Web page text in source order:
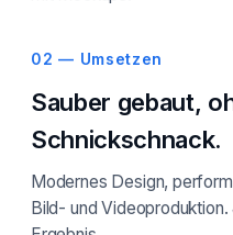
02 — Umsetzen
Sauber gebaut,
Schnickschnack.
Modernes Design,
Bild- und